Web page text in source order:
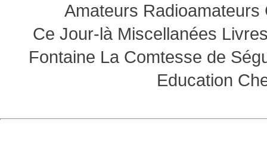
Amateurs Radioamateurs
Ce Jour-là Miscellanées
Fontaine La Comtesse de
Education